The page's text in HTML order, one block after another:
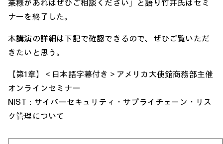
業様があればぜひご相談ください」と語り竹井氏はセミ
ナーを終了した。
本講演の詳細は下記で確認できるので、ぜひご覧いただ
きたいと思う。
【第1章】＜日本語字幕付き＞アメリカ大使館商務部主催
オンラインセミナー
NIST：サイバーセキュリティ・サプライチェーン・リス
ク管理について